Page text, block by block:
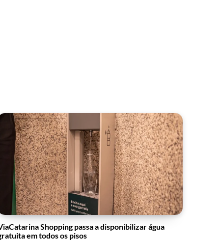
Shopping passa a disponibilizar água
em todos os pisos